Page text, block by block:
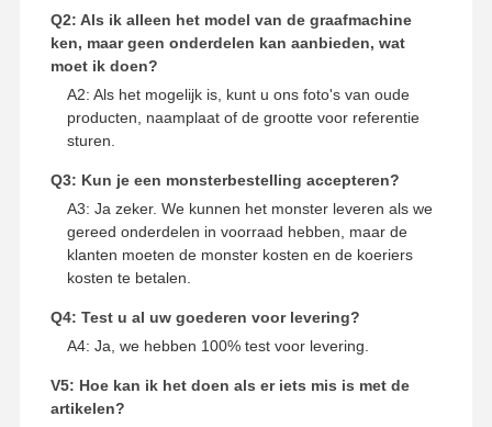
Q2: Als ik alleen het model van de graafmachine
ken, maar geen onderdelen kan aanbieden, wat
moet ik doen?
A2: Als het mogelijk is, kunt u ons foto's van oude
producten, naamplaat of de grootte voor referentie
sturen.
Q3: Kun je een monsterbestelling accepteren?
A3: Ja zeker. We kunnen het monster leveren als we
gereed onderdelen in voorraad hebben, maar de
klanten moeten de monster kosten en de koeriers
kosten te betalen.
Q4: Test u al uw goederen voor levering?
A4: Ja, we hebben 100% test voor levering.
V5: Hoe kan ik het doen als er iets mis is met de
artikelen?